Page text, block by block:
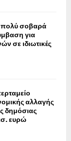
πολύ σοβαρά
για
σε ιδιωτικές
αλλαγής
δημόσιας
ευρώ